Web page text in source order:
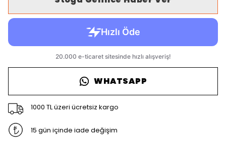
WHATSAPP
1000 TL üzeri ücretsiz kargo
15 gün içinde iade değişim